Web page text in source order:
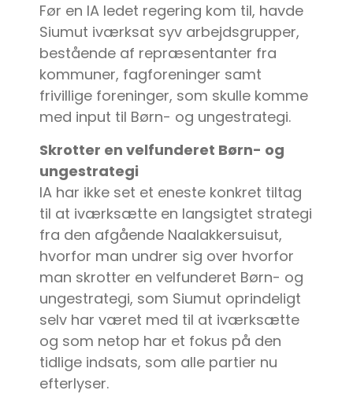
Før en IA ledet regering kom til, havde
Siumut iværksat syv arbejdsgrupper,
bestående af repræsentanter fra
kommuner, fagforeninger samt
frivillige foreninger, som skulle komme
med input til Børn- og ungestrategi.
Skrotter en velfunderet Børn- og
ungestrategi
IA har ikke set et eneste konkret tiltag
til at iværksætte en langsigtet strategi
fra den afgående Naalakkersuisut,
hvorfor man undrer sig over hvorfor
man skrotter en velfunderet Børn- og
ungestrategi, som Siumut oprindeligt
selv har været med til at iværksætte
og som netop har et fokus på den
tidlige indsats, som alle partier nu
efterlyser.